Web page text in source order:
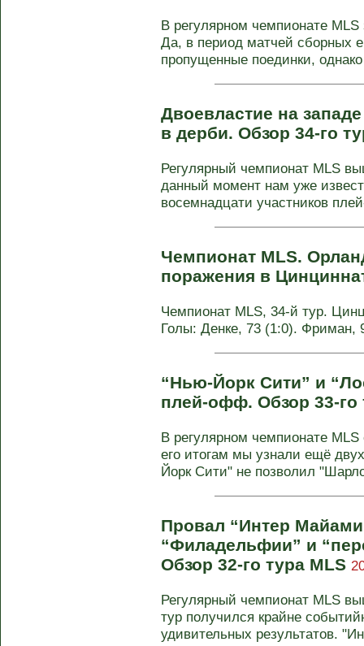
В регулярном чемпионате
Да, в период матчей сборных
пропущенные поединки,
Двоевластие на
в дерби. Обзор 34-го
Регулярный чемпионат MLS
данный момент нам уже
восемнадцати участников
Чемпионат MLS.
поражения в
Чемпионат MLS, 34-й тур.
Голы: Денке, 73 (1:0). Фриман,
“Нью-Йорк Сити” и
плей-офф. Обзор 33-го
В регулярном чемпионате
его итогам мы узнали ещё
Йорк Сити" не позволил
Провал “Интер
“Филадельфии” и
Обзор 32-го тура MLS
Регулярный чемпионат MLS
тур получился крайне
удивительных результатов.